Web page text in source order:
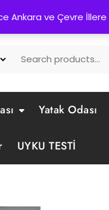
Ankara ve Çevre
Ankara
Yatak Odası
UYKU TESTİ